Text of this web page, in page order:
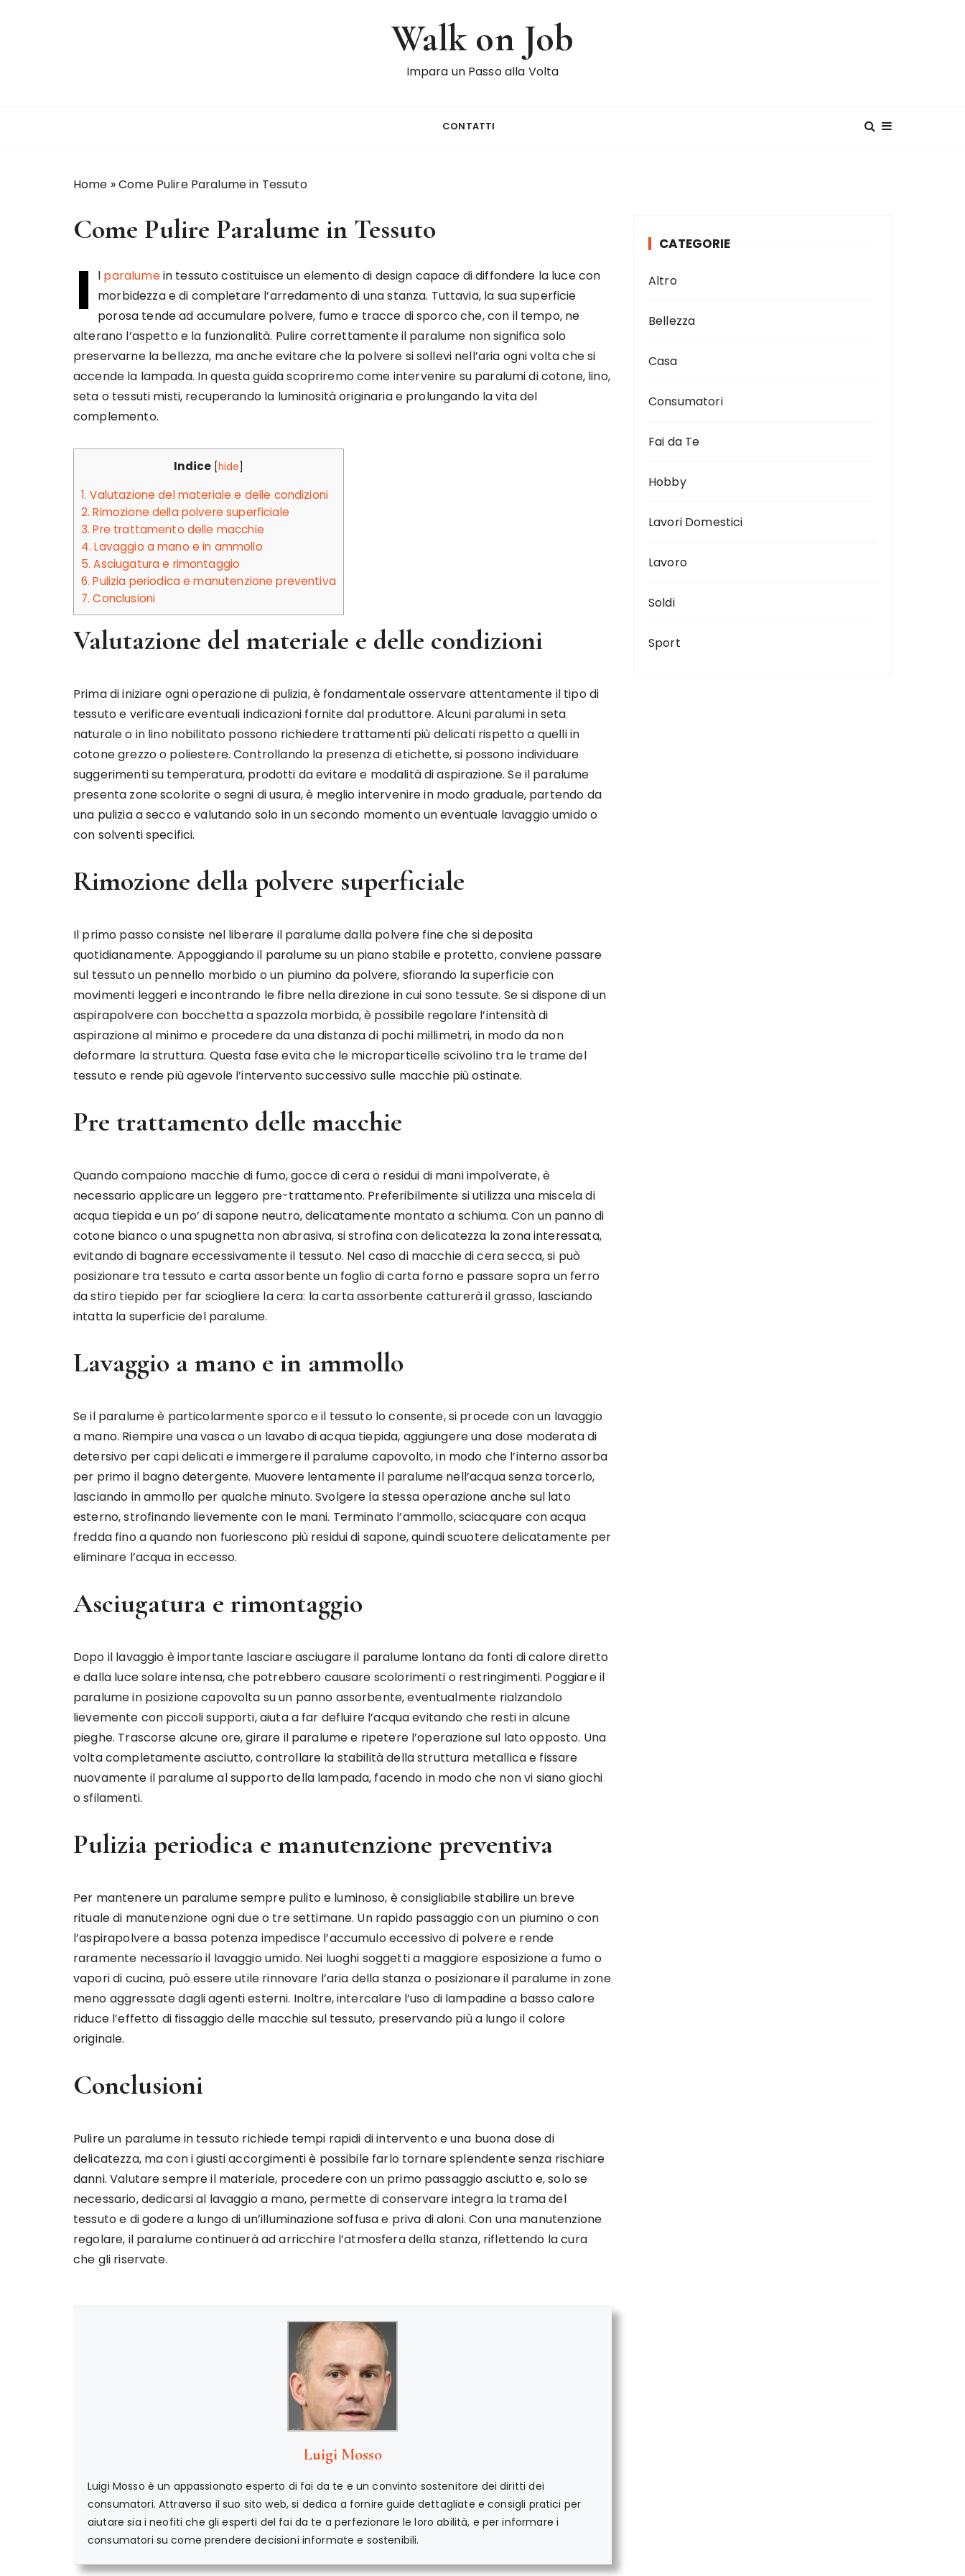
Walk on Job
Impara un Passo alla Volta
CONTATTI
Home »Come Pulire Paralume in Tessuto
Come Pulire Paralume in Tessuto
I l paralumein tessuto costituisce un elemento di design capace di diffondere la luce con
morbidezza e di completare l’arredamento di una stanza. Tuttavia, la sua superficie
porosa tende ad accumulare polvere, fumo e tracce di sporco che, con il tempo, ne
alterano l’aspetto e la funzionalità. Pulire correttamente il paralume non significa solo
preservarne la bellezza, ma anche evitare che la polvere si sollevi nell’aria ogni volta che si
accende la lampada. In questa guida scopriremo come intervenire su paralumi di cotone, lino,
seta o tessuti misti, recuperando la luminosità originaria e prolungando la vita del
complemento.
Indice [hide]
1. Valutazione del materiale e delle condizioni
2. Rimozione della polvere superficiale
3. Pre trattamento delle macchie
4. Lavaggio a mano e in ammollo
5. Asciugatura e rimontaggio
6. Pulizia periodica e manutenzione preventiva
7. Conclusioni
Valutazione del materiale e delle condizioni
Prima di iniziare ogni operazione di pulizia, è fondamentale osservare attentamente il tipo di
tessuto e verificare eventuali indicazioni fornite dal produttore. Alcuni paralumi in seta
naturale o in lino nobilitato possono richiedere trattamenti più delicati rispetto a quelli in
cotone grezzo o poliestere. Controllando la presenza di etichette, si possono individuare
suggerimenti su temperatura, prodotti da evitare e modalità di aspirazione. Se il paralume
presenta zone scolorite o segni di usura, è meglio intervenire in modo graduale, partendo da
una pulizia a secco e valutando solo in un secondo momento un eventuale lavaggio umido o
con solventi specifici.
Rimozione della polvere superficiale
Il primo passo consiste nel liberare il paralume dalla polvere fine che si deposita
quotidianamente. Appoggiando il paralume su un piano stabile e protetto, conviene passare
sul tessuto un pennello morbido o un piumino da polvere, sfiorando la superficie con
movimenti leggeri e incontrando le fibre nella direzione in cui sono tessute. Se si dispone di un
aspirapolvere con bocchetta a spazzola morbida, è possibile regolare l’intensità di
aspirazione al minimo e procedere da una distanza di pochi millimetri, in modo da non
deformare la struttura. Questa fase evita che le microparticelle scivolino tra le trame del
tessuto e rende più agevole l’intervento successivo sulle macchie più ostinate.
Pre trattamento delle macchie
Quando compaiono macchie di fumo, gocce di cera o residui di mani impolverate, è
necessario applicare un leggero pre-trattamento. Preferibilmente si utilizza una miscela di
acqua tiepida e un po’ di sapone neutro, delicatamente montato a schiuma. Con un panno di
cotone bianco o una spugnetta non abrasiva, si strofina con delicatezza la zona interessata,
evitando di bagnare eccessivamente il tessuto. Nel caso di macchie di cera secca, si può
posizionare tra tessuto e carta assorbente un foglio di carta forno e passare sopra un ferro
da stiro tiepido per far sciogliere la cera: la carta assorbente catturerà il grasso, lasciando
intatta la superficie del paralume.
Lavaggio a mano e in ammollo
Se il paralume è particolarmente sporco e il tessuto lo consente, si procede con un lavaggio
a mano. Riempire una vasca o un lavabo di acqua tiepida, aggiungere una dose moderata di
detersivo per capi delicati e immergere il paralume capovolto, in modo che l’interno assorba
per primo il bagno detergente. Muovere lentamente il paralume nell’acqua senza torcerlo,
lasciando in ammollo per qualche minuto. Svolgere la stessa operazione anche sul lato
esterno, strofinando lievemente con le mani. Terminato l’ammollo, sciacquare con acqua
fredda fino a quando non fuoriescono più residui di sapone, quindi scuotere delicatamente per
eliminare l’acqua in eccesso.
Asciugatura e rimontaggio
Dopo il lavaggio è importante lasciare asciugare il paralume lontano da fonti di calore diretto
e dalla luce solare intensa, che potrebbero causare scolorimenti o restringimenti. Poggiare il
paralume in posizione capovolta su un panno assorbente, eventualmente rialzandolo
lievemente con piccoli supporti, aiuta a far defluire l’acqua evitando che resti in alcune
pieghe. Trascorse alcune ore, girare il paralume e ripetere l’operazione sul lato opposto. Una
volta completamente asciutto, controllare la stabilità della struttura metallica e fissare
nuovamente il paralume al supporto della lampada, facendo in modo che non vi siano giochi
o sfilamenti.
Pulizia periodica e manutenzione preventiva
Per mantenere un paralume sempre pulito e luminoso, è consigliabile stabilire un breve
rituale di manutenzione ogni due o tre settimane. Un rapido passaggio con un piumino o con
l’aspirapolvere a bassa potenza impedisce l’accumulo eccessivo di polvere e rende
raramente necessario il lavaggio umido. Nei luoghi soggetti a maggiore esposizione a fumo o
vapori di cucina, può essere utile rinnovare l’aria della stanza o posizionare il paralume in zone
meno aggressate dagli agenti esterni. Inoltre, intercalare l’uso di lampadine a basso calore
riduce l’effetto di fissaggio delle macchie sul tessuto, preservando più a lungo il colore
originale.
Conclusioni
Pulire un paralume in tessuto richiede tempi rapidi di intervento e una buona dose di
delicatezza, ma con i giusti accorgimenti è possibile farlo tornare splendente senza rischiare
danni. Valutare sempre il materiale, procedere con un primo passaggio asciutto e, solo se
necessario, dedicarsi al lavaggio a mano, permette di conservare integra la trama del
tessuto e di godere a lungo di un’illuminazione soffusa e priva di aloni. Con una manutenzione
regolare, il paralume continuerà ad arricchire l’atmosfera della stanza, riflettendo la cura
che gli riservate.
Luigi Mosso
Luigi Mosso è un appassionato esperto di fai da te e un convinto sostenitore dei diritti dei
consumatori. Attraverso il suo sito web, si dedica a fornire guide dettagliate e consigli pratici per
aiutare sia i neofiti che gli esperti del fai da te a perfezionare le loro abilità, e per informare i
consumatori su come prendere decisioni informate e sostenibili.
CATEGORIE
Altro
Bellezza
Casa
Consumatori
Fai da Te
Hobby
Lavori Domestici
Lavoro
Soldi
Sport